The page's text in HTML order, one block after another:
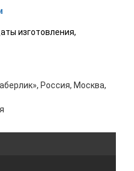
изготовления,
Россия, Москва,